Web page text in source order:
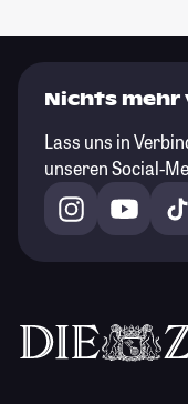
Nichts mehr
Lass uns in
unseren Social-